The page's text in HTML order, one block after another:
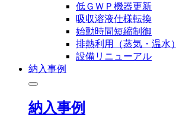
低ＧＷＰ機器更新
吸収溶液仕様転換
始動時間短縮制御
排熱利用（蒸気・温水）
設備リニューアル
納入事例
納入事例